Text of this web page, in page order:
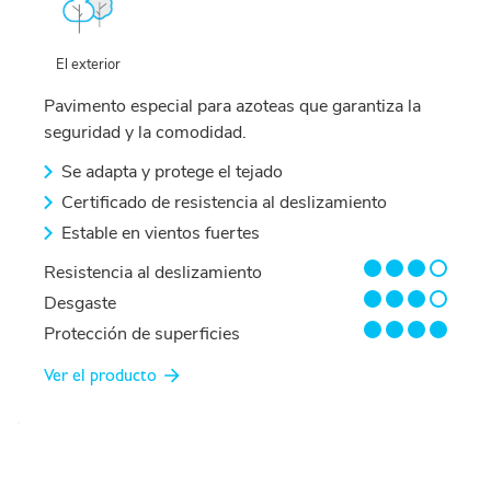
El exterior
Pavimento especial para azoteas que garantiza la
seguridad y la comodidad.
Se adapta y protege el tejado
Certificado de resistencia al deslizamiento
Estable en vientos fuertes
Resistencia al deslizamiento
3/4
Desgaste
3/4
Protección de superficies
4/4
Ver el producto